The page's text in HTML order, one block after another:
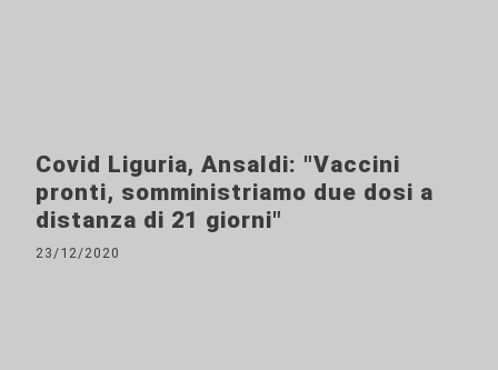
Covid Liguria, Ansaldi: "Vaccini
pronti, somministriamo due dosi a
distanza di 21 giorni"
23/12/2020